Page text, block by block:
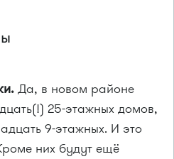
Да, в новом районе
25-этажных домов,
9-этажных. И это
них будут ещё